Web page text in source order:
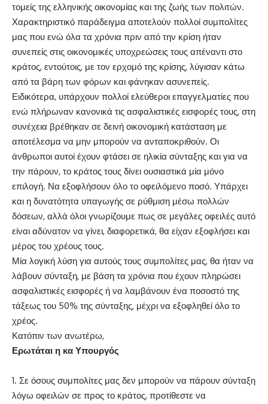
τομείς της ελληνικής οικονομίας και της ζωής των πολιτών.
Χαρακτηριστικό παράδειγμα αποτελούν πολλοί συμπολίτες
μας που ενώ όλα τα χρόνια πριν από την κρίση ήταν
συνεπείς στις οικονομικές υποχρεώσεις τους απέναντι στο
κράτος, εντούτοις, με τον ερχομό της κρίσης, λύγισαν κάτω
από τα βάρη των φόρων και φάνηκαν ασυνεπείς.
Ειδικότερα, υπάρχουν πολλοί ελεύθεροι επαγγελματίες που
ενώ πλήρωναν κανονικά τις ασφαλιστικές εισφορές τους, στη
συνέχεια βρέθηκαν σε δεινή οικονομική κατάσταση με
αποτέλεσμα να μην μπορούν να ανταποκριθούν. Οι
άνθρωποι αυτοί έχουν φτάσει σε ηλικία σύνταξης και για να
την πάρουν, το κράτος τους δίνει ουσιαστικά μία μόνο
επιλογή. Να εξοφλήσουν όλο το οφειλόμενο ποσό. Υπάρχει
και η δυνατότητα υπαγωγής σε ρύθμιση μέσω πολλών
δόσεων, αλλά όλοι γνωρίζουμε πως σε μεγάλες οφειλές αυτό
είναι αδύνατον να γίνει, διαφορετικά, θα είχαν εξοφλήσει και
μέρος του χρέους τους.
Μία λογική λύση για αυτούς τους συμπολίτες μας, θα ήταν να
λάβουν σύνταξη, με βάση τα χρόνια που έχουν πληρώσει
ασφαλιστικές εισφορές ή να λαμβάνουν ένα ποσοστό της
τάξεως του 50% της σύνταξης, μέχρι να εξοφληθεί όλο το
χρέος.
Κατόπιν των ανωτέρω,
Ερωτάται η κα Υπουργός
Σε όσους συμπολίτες μας δεν μπορούν να πάρουν σύνταξη
λόγω οφειλών σε προς το κράτος, προτίθεστε να